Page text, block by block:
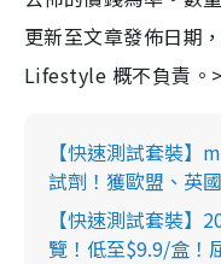
更新至文章發佈日期
Lifestyle 概不負責。
【快速測試套裝】
試劑！獲歐盟、英
【快速測試套裝】
覽！低至$9.9/盒！